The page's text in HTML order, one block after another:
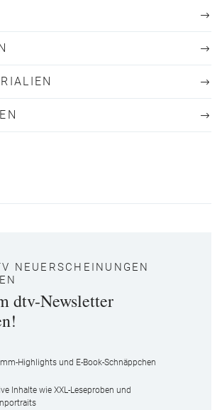
NEUERSCHEINUNGEN
dtv-Newsletter
Highlights und E-Book-Schnäppchen
Inhalte wie XXL-Leseproben und